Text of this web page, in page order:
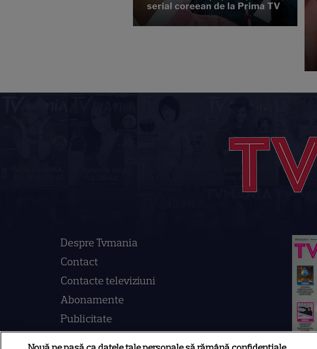
Despre Tvmania
Contact
Contacte televiziuni
Abonamente
Publicitate